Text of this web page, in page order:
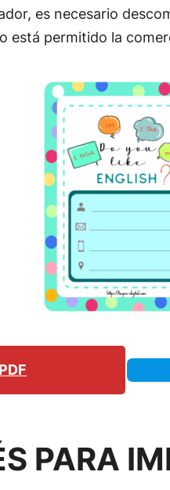
es necesario
está permitido la
PDF
PARA